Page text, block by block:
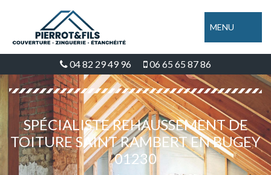
MENU
04 82 29 49 96 06 65 65 87 86
SPÉCIALISTE REHAUSSEMENT DE
TOITURE SAINT RAMBERT EN BUGEY
01230